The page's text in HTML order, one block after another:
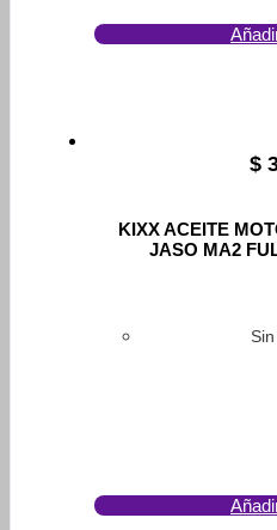
$
KIXX ACEITE
JASO MA2